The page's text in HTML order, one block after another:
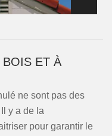
ET À
ne sont pas des
y a de la
pour garantir le